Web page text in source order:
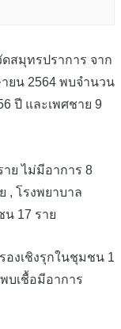
มุทรปราการ จาก
ายน 2564 พบจำนวน
ปี และเพศชาย 9
ไม่มีอาการ 8
, โรงพยาบาล
น 17 ราย
เชิงรุกในชุมชน 1
บเชื้อมีอาการ